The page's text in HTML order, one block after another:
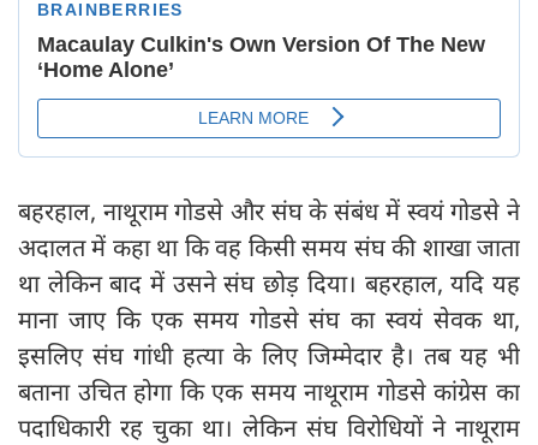
बहरहाल, नाथूराम गोडसे और संघ के संबंध में स्वयं गोडसे ने
अदालत में कहा था कि वह किसी समय संघ की शाखा जाता
था लेकिन बाद में उसने संघ छोड़ दिया। बहरहाल, यदि यह
माना जाए कि एक समय गोडसे संघ का स्वयं सेवक था,
इसलिए संघ गांधी हत्या के लिए जिम्मेदार है। तब यह भी
बताना उचित होगा कि एक समय नाथूराम गोडसे कांग्रेस का
पदाधिकारी रह चुका था। लेकिन संघ विरोधियों ने नाथूराम